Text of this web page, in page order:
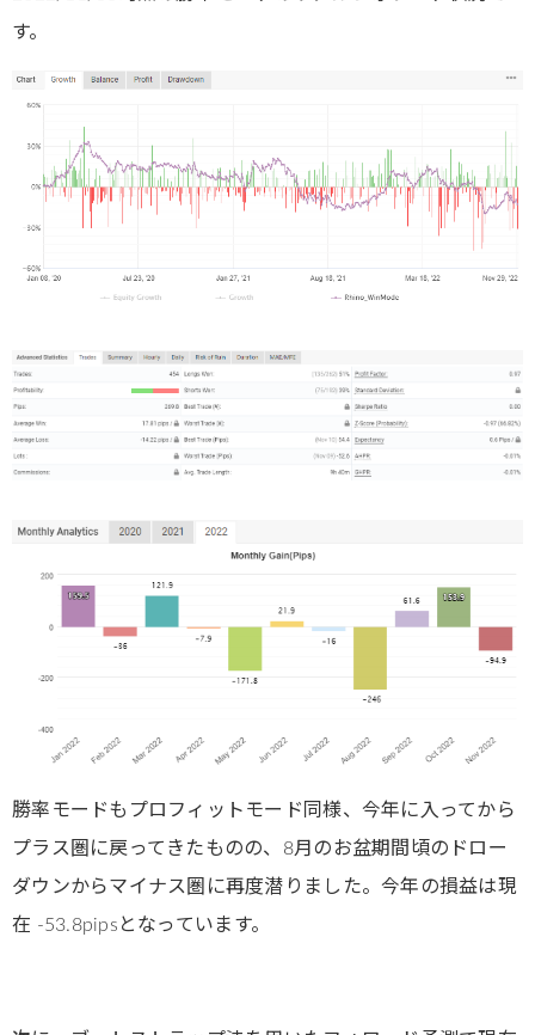
す。
勝率モードもプロフィットモード同様、今年に入ってから
プラス圏に戻ってきたものの、8月のお盆期間頃のドロー
ダウンからマイナス圏に再度潜りました。今年の損益は現
在 -53.8pipsとなっています。